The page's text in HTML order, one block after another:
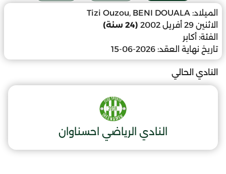
الميلاد: Tizi Ouzou, BENI DOUALA
الاثنين 29 أفريل 2002
(24 سنة)
الفئة: أكابر
تاريخ نهاية العقد: 2026-06-15
النادي الحالي
النادي الرياضي احسناوان